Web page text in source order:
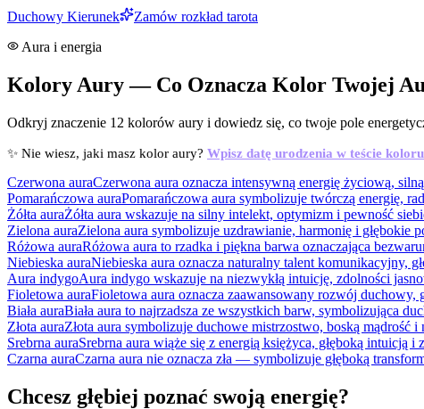
Duchowy Kierunek
Zamów rozkład tarota
Aura i energia
Kolory Aury — Co Oznacza Kolor Twojej
Odkryj znaczenie 12 kolorów aury i dowiedz się, co twoje pole
✨ Nie wiesz, jaki masz kolor aury? Wpisz datę urodzenia w teście
Czerwona auraCzerwona aura oznacza intensywną energię życiową,
Pomarańczowa auraPomarańczowa aura symbolizuje twórczą energię,
Żółta auraŻółta aura wskazuje na silny intelekt, optymizm i pewność
Zielona auraZielona aura symbolizuje uzdrawianie, harmonię i głębokie
Różowa auraRóżowa aura to rzadka i piękna barwa oznaczająca
Niebieska auraNiebieska aura oznacza naturalny talent komunikacyjny,
Aura indygoAura indygo wskazuje na niezwykłą intuicję, zdolności
Fioletowa auraFioletowa aura oznacza zaawansowany rozwój duchowy,
Biała auraBiała aura to najrzadsza ze wszystkich barw, symbolizująca
Złota auraZłota aura symbolizuje duchowe mistrzostwo, boską mądrość
Srebrna auraSrebrna aura wiąże się z energią księżyca, głęboką
Czarna auraCzarna aura nie oznacza zła — symbolizuje głęboką
Chcesz głębiej poznać swoją energię?